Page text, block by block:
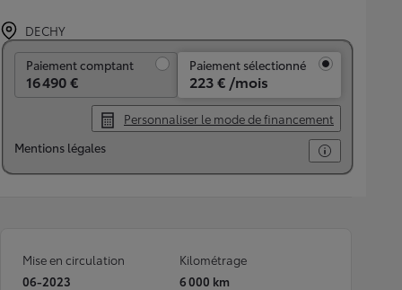
DECHY
Paiement comptant
16 490 €
Paiement sélectionné
223 € /mois
Personnaliser le mode de financement
Mentions légales
Mise en circulation
06-2023
Kilométrage
6 000 km